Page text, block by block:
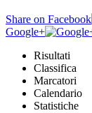
Share on Facebook
Google+
Risultati
Classifica
Marcatori
Calendario
Statistiche